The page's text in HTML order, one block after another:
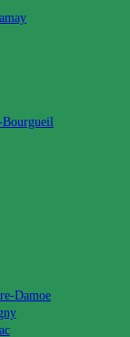
Bourgueil
Damoe